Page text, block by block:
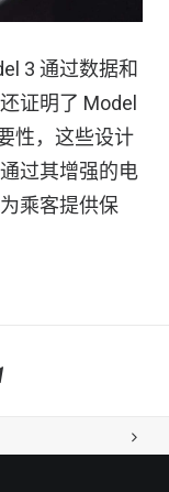
3 通过数据和
证明了 Model
性，这些设计
过其增强的电
乘客提供保